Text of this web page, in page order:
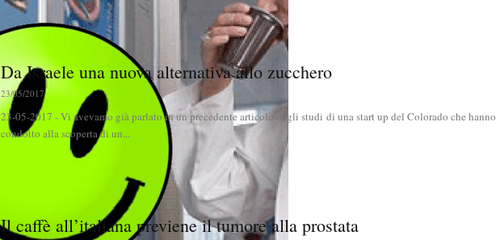
Da Israele una nuova alternativa allo zucchero
23/05/2017
23-05-2017 - Vi avevamo già parlato in un precedente articolo degli studi di una start up del Colorado che hanno
condotto alla scoperta di un...
Il caffè all’italiana previene il tumore alla prostata